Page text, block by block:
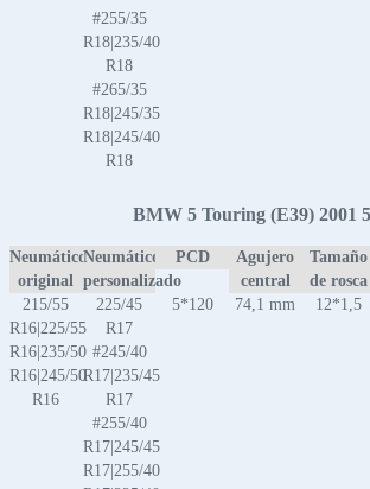
#255/35
R18|235/40
R18
#265/35
R18|245/35
R18|245/40
R18
BMW 5 Touring (E39) 2001
Neumático
original
Neumático
personalizado
PCD
Agujero
central
Tamaño
de rosca
215/55
R16|225/55
R16|235/50
R16|245/50
R16
225/45
R17
#245/40
R17|235/45
R17
#255/40
R17|245/45
R17|255/40
5*120 74,1 mm 12*1,5